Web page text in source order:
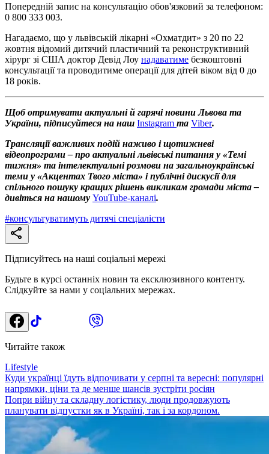
Попередній запис на консультацію обов'язковий за телефоном:
0 800 333 003.
Нагадаємо, що у львівській лікарні «Охматдит» з 20 по 22
жовтня відомий дитячий пластичний та реконструктивний
хірург зі США доктор Девід Лоу надаватиме безкоштовні
консультації та проводитиме операції для дітей віком від 0 до
18 років.
Щоб отримувати актуальні й гарячі новини Львова та
України, підписуйтеся на наш Instagram та Viber.
Трансляції важливих подій наживо і щотижневі
відеопрограми – про актуальні львівські питання у «Темі
тижня» та інтелектуальні розмови на загальноукраїнські
теми у «Акцентах Твого міста» і публічні дискусії для
спільного пошуку кращих рішень викликам громади міста –
дивіться на нашому YouTube-каналі.
#консультуватимуть дитячі спеціалісти
Підписуйтесь на наші соціальні мережі
Будьте в курсі останніх новин та ексклюзивного контенту.
Слідкуйте за нами у соціальних мережах.
Читайте також
Lifestyle
Куди українці їдуть відпочивати у серпні та вересні: популярні
напрямки, ціни та де менше шансів зустріти росіян
Попри війну та складну логістику, люди продовжують
планувати відпустки як в Україні, так і за кордоном.